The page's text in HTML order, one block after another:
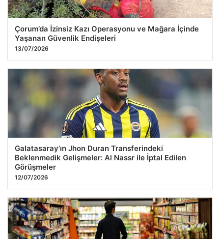
Çorum’da İzinsiz Kazı Operasyonu ve Mağara İçinde
Yaşanan Güvenlik Endişeleri
13/07/2026
Galatasaray’ın Jhon Duran Transferindeki
Beklenmedik Gelişmeler: Al Nassr ile İptal Edilen
Görüşmeler
12/07/2026